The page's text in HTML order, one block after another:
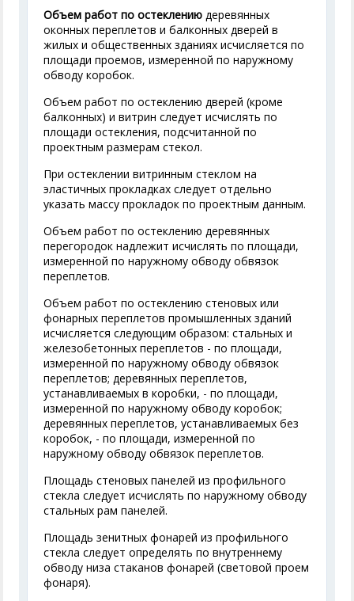
Объем работ по остеклению деревянных
оконных переплетов и балконных дверей в
жилых и общественных зданиях исчисляется по
площади проемов, измеренной по наружному
обводу коробок.
Объем работ по остеклению дверей (кроме
балконных) и витрин следует исчислять по
площади остекления, подсчитанной по
проектным размерам стекол.
При остеклении витринным стеклом на
эластичных прокладках следует отдельно
указать массу прокладок по проектным данным.
Объем работ по остеклению деревянных
перегородок надлежит исчислять по площади,
измеренной по наружному обводу обвязок
переплетов.
Объем работ по остеклению стеновых или
фонарных переплетов промышленных зданий
исчисляется следующим образом: стальных и
железобетонных переплетов - по площади,
измеренной по наружному обводу обвязок
переплетов; деревянных переплетов,
устанавливаемых в коробки, - по площади,
измеренной по наружному обводу коробок;
деревянных переплетов, устанавливаемых без
коробок, - по площади, измеренной по
наружному обводу обвязок переплетов.
Площадь стеновых панелей из профильного
стекла следует исчислять по наружному обводу
стальных рам панелей.
Площадь зенитных фонарей из профильного
стекла следует определять по внутреннему
обводу низа стаканов фонарей (световой проем
фонаря).